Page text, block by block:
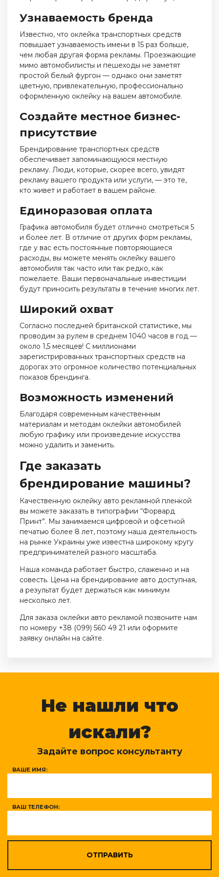
Узнаваемость бренда
Известно, что оклейка транспортных средств
повышает узнаваемость имени в 15 раз больше,
чем любая другая форма рекламы. Проезжающие
мимо автомобилисты и пешеходы не заметят
простой белый фургон — однако они заметят
цветную, привлекательную, профессионально
оформленную оклейку на вашем автомобиле.
Создайте местное бизнес-
присутствие
Брендирование транспортных средств
обеспечивает запоминающуюся местную
рекламу. Люди, которые, скорее всего, увидят
рекламу вашего продукта или услуги, — это те,
кто живет и работает в вашем районе.
Единоразовая оплата
Графика автомобиля будет отлично смотреться 5
и более лет. В отличие от других форм рекламы,
где у вас есть постоянные повторяющиеся
расходы, вы можете менять оклейку вашего
автомобиля так часто или так редко, как
пожелаете. Ваши первоначальные инвестиции
будут приносить результаты в течение многих лет.
Широкий охват
Согласно последней британской статистике, мы
проводим за рулем в среднем 1040 часов в год —
около 1,5 месяцев! С миллионами
зарегистрированных транспортных средств на
дорогах это огромное количество потенциальных
показов брендинга.
Возможность изменений
Благодаря современным качественным
материалам и методам оклейки автомобилей
любую графику или произведение искусства
можно удалить и заменить.
Где заказать
брендирование машины?
Качественную оклейку авто рекламной пленкой
вы можете заказать в типографии “Форвард
Принт”. Мы занимаемся цифровой и офсетной
печатью более 8 лет, поэтому наша деятельность
на рынке Украины уже известна широкому кругу
предпринимателей разного масштаба.
Наша команда работает быстро, слаженно и на
совесть. Цена на брендирование авто доступная,
а результат будет держаться как минимум
несколько лет.
Для заказа оклейки авто рекламой позвоните нам
по номеру +38 (099) 560 49 21 или оформите
заявку онлайн на сайте.
Не нашли что
искали?
Задайте вопрос консультанту
ВАШЕ ИМЯ:
ВАШ ТЕЛЕФОН:
ОТПРАВИТЬ